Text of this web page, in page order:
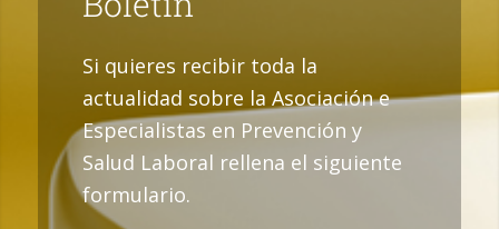
Si quieres recibir toda la
actualidad sobre la Asociación e
Especialistas en Prevención y
Salud Laboral rellena el siguiente
formulario.